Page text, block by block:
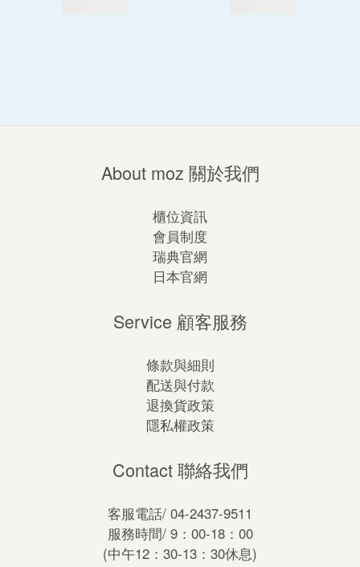
About moz 關於我們
櫃位資訊
會員制度
瑞典官網
日本官網
Service 顧客服務
條款與細則
配送與付款
退換貨政策
隱私權政策
Contact 聯絡我們
客服電話/ 04-2437-9511
服務時間/ 9：00-18：00
(中午12：30-13：30休息)